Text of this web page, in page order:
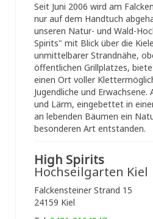
Seit Juni 2006 wird am
nur auf dem Handtuch
unseren Natur- und Wald-
Spirits" mit Blick über die
unmittelbarer Strandnähe,
öffentlichen Grillplatzes,
einen Ort voller
Jugendliche und Erwachsene.
und Lärm, eingebettet in
an lebenden Bäumen ein
besonderen Art entstanden.
High Spirits
Hochseilgarten Kiel
Falckensteiner Strand 15
24159 Kiel